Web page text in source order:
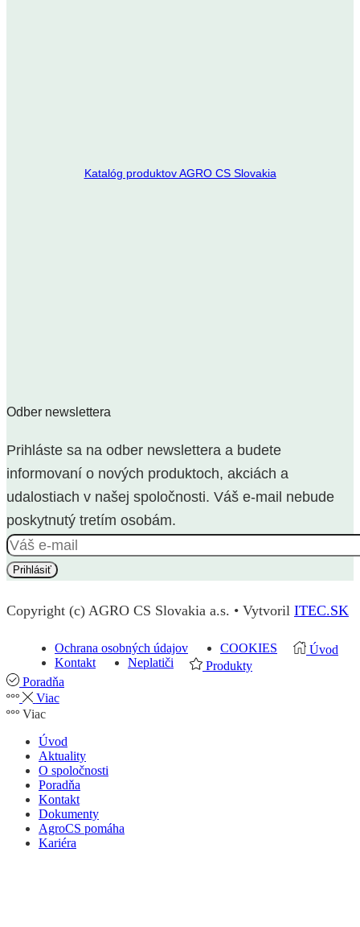
Katalóg produktov AGRO CS Slovakia
Odber newslettera
Prihláste sa na odber newslettera a budete
informovaní o nových produktoch, akciách a
udalostiach v našej spoločnosti. Váš e-mail nebude
poskytnutý tretím osobám.
Copyright (c) AGRO CS Slovakia a.s. • Vytvoril ITEC.SK
Ochrana osobných údajov
COOKIES
Kontakt
Neplatiči
Úvod
Produkty
Poradňa
Viac
Viac
Úvod
Aktuality
O spoločnosti
Poradňa
Kontakt
Dokumenty
AgroCS pomáha
Kariéra